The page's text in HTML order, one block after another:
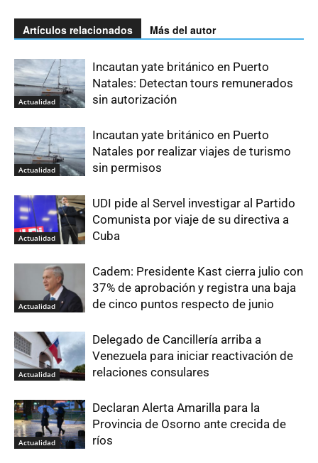
Artículos relacionados Más del autor
Actualidad
Incautan yate británico en Puerto
Natales: Detectan tours remunerados
sin autorización
Actualidad
Incautan yate británico en Puerto
Natales por realizar viajes de turismo
sin permisos
Actualidad
UDI pide al Servel investigar al Partido
Comunista por viaje de su directiva a
Cuba
Actualidad
Cadem: Presidente Kast cierra julio con
37% de aprobación y registra una baja
de cinco puntos respecto de junio
Actualidad
Delegado de Cancillería arriba a
Venezuela para iniciar reactivación de
relaciones consulares
Actualidad
Declaran Alerta Amarilla para la
Provincia de Osorno ante crecida de
ríos